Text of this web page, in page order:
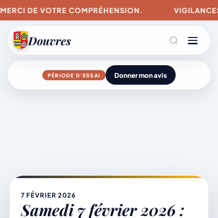
DE VOTRE COMPRÉHENSION. VIGILANCES
Douvres
Agenda
Mairie & Vie municipale
PÉRIODE D’ESSAI Donner mon avis
7 FÉVRIER 2026
Samedi 7 février 2026 :